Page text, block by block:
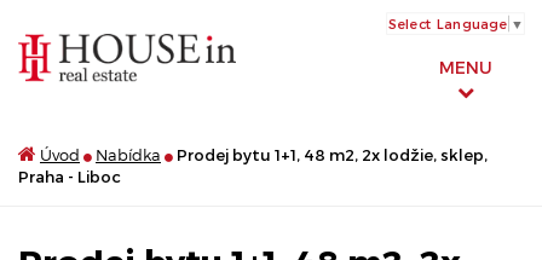
MENU
Select Language ▼
Úvod Nabídka
Prodej bytu 1+1, 48 m2, 2x lodžie, sklep,
Praha - Liboc